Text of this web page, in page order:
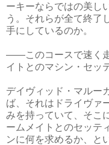
ーキーならではの美し
う。それらが全て終了
手にしているのか。
――このコースで速く
イトとのマシン・セッ
デイヴィッド・マルー
ば、それはドライヴァ
みを持っていて、そこ
ームメイトとのセッテ
ンに何を求めるか、と